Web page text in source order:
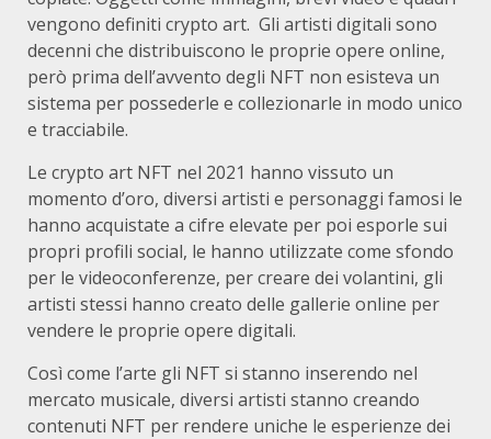
vengono definiti crypto art. Gli artisti digitali sono
decenni che distribuiscono le proprie opere online,
però prima dell’avvento degli NFT non esisteva un
sistema per possederle e collezionarle in modo unico
e tracciabile.
Le crypto art NFT nel 2021 hanno vissuto un
momento d’oro, diversi artisti e personaggi famosi le
hanno acquistate a cifre elevate per poi esporle sui
propri profili social, le hanno utilizzate come sfondo
per le videoconferenze, per creare dei volantini, gli
artisti stessi hanno creato delle gallerie online per
vendere le proprie opere digitali.
Così come l’arte gli NFT si stanno inserendo nel
mercato musicale, diversi artisti stanno creando
contenuti NFT per rendere uniche le esperienze dei